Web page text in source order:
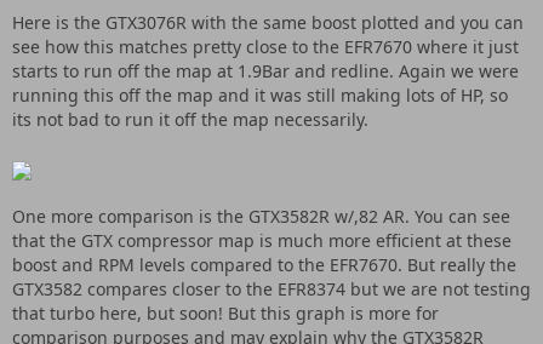
Here is the GTX3076R with the same boost plotted and you can
see how this matches pretty close to the EFR7670 where it just
starts to run off the map at 1.9Bar and redline. Again we were
running this off the map and it was still making lots of HP, so
its not bad to run it off the map necessarily.
One more comparison is the GTX3582R w/,82 AR. You can see
that the GTX compressor map is much more efficient at these
boost and RPM levels compared to the EFR7670. But really the
GTX3582 compares closer to the EFR8374 but we are not testing
that turbo here, but soon! But this graph is more for
comparison purposes and may explain why the GTX3582R